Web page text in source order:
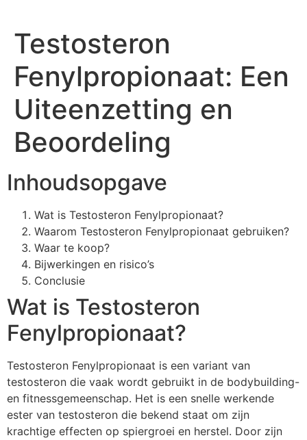
Testosteron
Fenylpropionaat: Een
Uiteenzetting en
Beoordeling
Inhoudsopgave
Wat is Testosteron Fenylpropionaat?
Waarom Testosteron Fenylpropionaat gebruiken?
Waar te koop?
Bijwerkingen en risico’s
Conclusie
Wat is Testosteron
Fenylpropionaat?
Testosteron Fenylpropionaat is een variant van
testosteron die vaak wordt gebruikt in de bodybuilding-
en fitnessgemeenschap. Het is een snelle werkende
ester van testosteron die bekend staat om zijn
krachtige effecten op spiergroei en herstel. Door zijn